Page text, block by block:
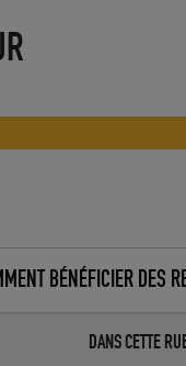
BÉNÉFICIER DES
DANS CETTE